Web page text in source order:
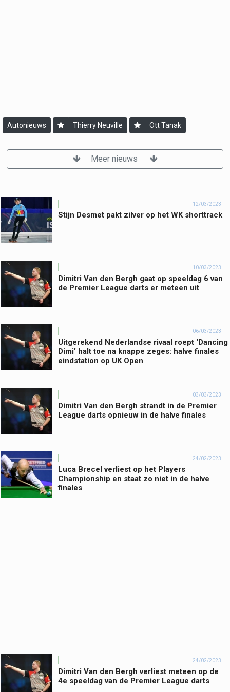
Autonieuws Thierry Neuville Ott Tanak
Meer nieuws
12/03/2023
Stijn Desmet pakt zilver op het WK shorttrack
10/03/2023
Dimitri Van den Bergh gaat op speeldag 6 van
de Premier League darts er meteen uit
06/03/2023
Uitgerekend Nederlandse rivaal roept 'Dancing
Dimi' halt toe na knappe zeges: halve finales
eindstation op UK Open
03/03/2023
Dimitri Van den Bergh strandt in de Premier
League darts opnieuw in de halve finales
24/02/2023
Luca Brecel verliest op het Players
Championship en staat zo niet in de halve
finales
24/02/2023
Dimitri Van den Bergh verliest meteen op de
4e speeldag van de Premier League darts